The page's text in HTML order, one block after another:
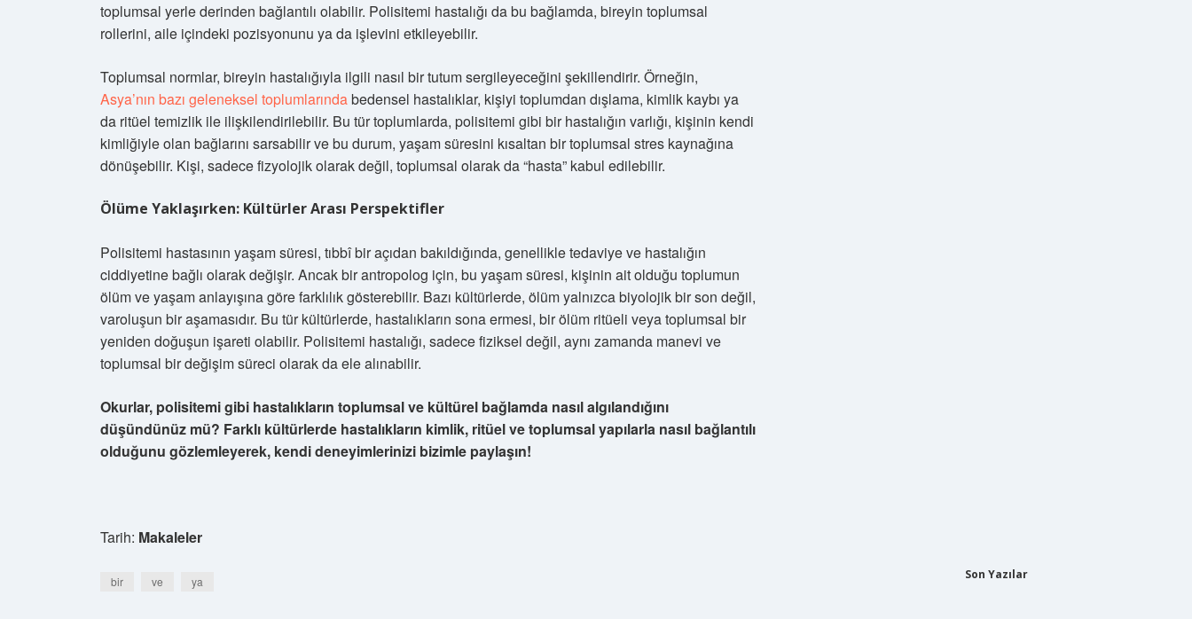
toplumsal yerle derinden bağlantılı olabilir. Polisitemi hastalığı da bu bağlamda, bireyin toplumsal
rollerini, aile içindeki pozisyonunu ya da işlevini etkileyebilir.
Toplumsal normlar, bireyin hastalığıyla ilgili nasıl bir tutum sergileyeceğini şekillendirir. Örneğin,
Asya’nın bazı geleneksel toplumlarındabedensel hastalıklar, kişiyi toplumdan dışlama, kimlik kaybı ya
da ritüel temizlik ile ilişkilendirilebilir. Bu tür toplumlarda, polisitemi gibi bir hastalığın varlığı, kişinin kendi
kimliğiyle olan bağlarını sarsabilir ve bu durum, yaşam süresini kısaltan bir toplumsal stres kaynağına
dönüşebilir. Kişi, sadece fizyolojik olarak değil, toplumsal olarak da “hasta” kabul edilebilir.
Ölüme Yaklaşırken: Kültürler Arası Perspektifler
Polisitemi hastasının yaşam süresi, tıbbî bir açıdan bakıldığında, genellikle tedaviye ve hastalığın
ciddiyetine bağlı olarak değişir. Ancak bir antropolog için, bu yaşam süresi, kişinin ait olduğu toplumun
ölüm ve yaşam anlayışına göre farklılık gösterebilir. Bazı kültürlerde, ölüm yalnızca biyolojik bir son değil,
varoluşun bir aşamasıdır. Bu tür kültürlerde, hastalıkların sona ermesi, bir ölüm ritüeli veya toplumsal bir
yeniden doğuşun işareti olabilir. Polisitemi hastalığı, sadece fiziksel değil, aynı zamanda manevi ve
toplumsal bir değişim süreci olarak da ele alınabilir.
Okurlar, polisitemi gibi hastalıkların toplumsal ve kültürel bağlamda nasıl algılandığını
düşündünüz mü? Farklı kültürlerde hastalıkların kimlik, ritüel ve toplumsal yapılarla nasıl bağlantılı
olduğunu gözlemleyerek, kendi deneyimlerinizi bizimle paylaşın!
Tarih: Makaleler
bir ve ya Son Yazılar